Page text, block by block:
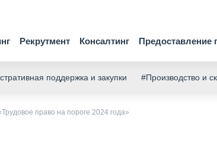
Рекрутмент Консалтинг Предоставление
поддержка и закупки #Производство и
право на пороге 2024 года»